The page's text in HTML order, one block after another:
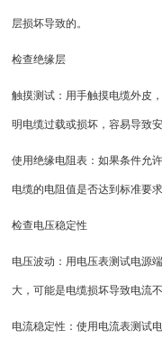
层损坏导致的。
检查绝缘层
触摸测试：用手触摸电缆外皮
明电缆过载或损坏，容易导致安
使用绝缘电阻表：如果条件允
电缆的电阻值是否达到标准要
检查电压稳定性
电压波动：用电压表测试电源
大，可能是电缆损坏导致电流不
电流稳定性：使用电流表测试